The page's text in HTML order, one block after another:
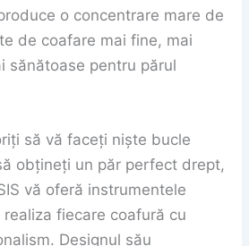
o concentrare mare de
de coafare mai fine, mai
sănătoase pentru părul
să vă faceți niște bucle
obțineți un păr perfect drept,
vă oferă instrumentele
fiecare coafură cu
Designul său